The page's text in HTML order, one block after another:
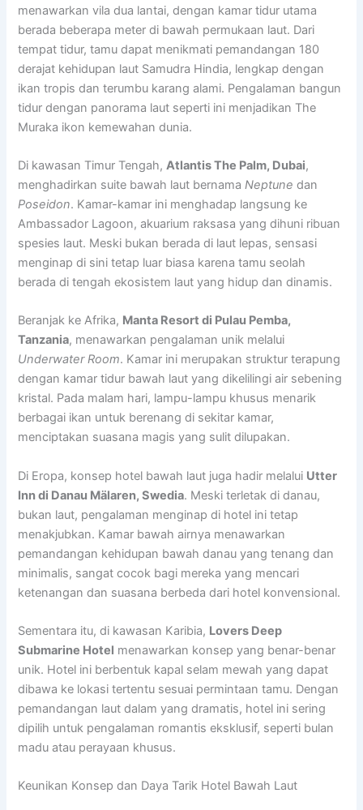
menawarkan vila dua lantai, dengan kamar tidur utama
berada beberapa meter di bawah permukaan laut. Dari
tempat tidur, tamu dapat menikmati pemandangan 180
derajat kehidupan laut Samudra Hindia, lengkap dengan
ikan tropis dan terumbu karang alami. Pengalaman bangun
tidur dengan panorama laut seperti ini menjadikan The
Muraka ikon kemewahan dunia.
Di kawasan Timur Tengah,Atlantis The Palm, Dubai,
menghadirkan suite bawah laut bernamaNeptune dan
Poseidon. Kamar-kamar ini menghadap langsung ke
Ambassador Lagoon, akuarium raksasa yang dihuni ribuan
spesies laut. Meski bukan berada di laut lepas, sensasi
menginap di sini tetap luar biasa karena tamu seolah
berada di tengah ekosistem laut yang hidup dan dinamis.
Beranjak ke Afrika, Manta Resort di Pulau Pemba,
Tanzania, menawarkan pengalaman unik melalui
Underwater Room. Kamar ini merupakan struktur terapung
dengan kamar tidur bawah laut yang dikelilingi air sebening
kristal. Pada malam hari, lampu-lampu khusus menarik
berbagai ikan untuk berenang di sekitar kamar,
menciptakan suasana magis yang sulit dilupakan.
Di Eropa, konsep hotel bawah laut juga hadir melalui Utter
Inn di Danau Mälaren, Swedia. Meski terletak di danau,
bukan laut, pengalaman menginap di hotel ini tetap
menakjubkan. Kamar bawah airnya menawarkan
pemandangan kehidupan bawah danau yang tenang dan
minimalis, sangat cocok bagi mereka yang mencari
ketenangan dan suasana berbeda dari hotel konvensional.
Sementara itu, di kawasan Karibia, Lovers Deep
Submarine Hotel menawarkan konsep yang benar-benar
unik. Hotel ini berbentuk kapal selam mewah yang dapat
dibawa ke lokasi tertentu sesuai permintaan tamu. Dengan
pemandangan laut dalam yang dramatis, hotel ini sering
dipilih untuk pengalaman romantis eksklusif, seperti bulan
madu atau perayaan khusus.
Keunikan Konsep dan Daya Tarik Hotel Bawah Laut